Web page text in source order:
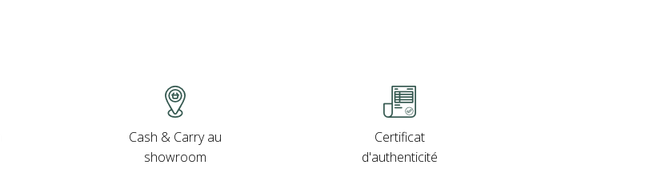
Cash & Carry au
showroom
Certificat
d'authenticité